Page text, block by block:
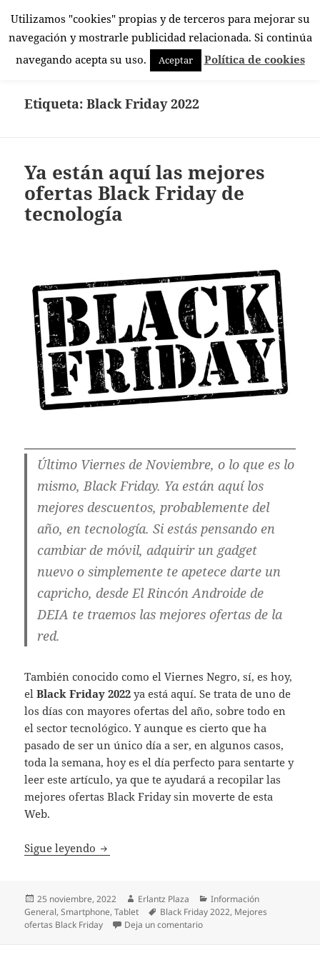
El Rincón Androide
MENÚ
Y
Etiqueta:Black Friday 2022
Ya están aquí las mejores
ofertas Black Friday de
tecnología
Último Viernes de Noviembre, o lo que es lo
mismo, Black Friday. Ya están aquí los
mejores descuentos, probablemente del
año, en tecnología. Si estás pensando en
cambiar de móvil, adquirir un gadget
nuevo o simplemente te apetece darte un
capricho, desde El Rincón Androide de
DEIA te traemos las mejores ofertas de la
red.
También conocido como el Viernes Negro, sí, es hoy,
elBlack Friday 2022 ya está aquí. Se trata de uno de
los días con mayores ofertas del año, sobre todo en
el sector tecnológico. Y aunque es cierto que ha
pasado de ser un único día a ser, en algunos casos,
toda la semana, hoy es el día perfecto para sentarte y
leer este artículo, ya que te ayudará a recopilar las
mejores ofertas Black Friday sin moverte de esta
Web.
Sigue leyendo Ya están aquí las mejores ofertas Black
Publicado
el
25 noviembre, 2022 Autor
Erlantz Plaza Categorías
Información
General,Smartphone,Tablet Etiquetas
Black Friday 2022, Mejores
ofertas Black Friday
Deja un comentarioen Ya están aquí las
Utilizamos "cookies" propias y de terceros para mejorar su
navegación y mostrarle publicidad relacionada. Si continúa
navegando acepta su uso.
Aceptar Política de cookies